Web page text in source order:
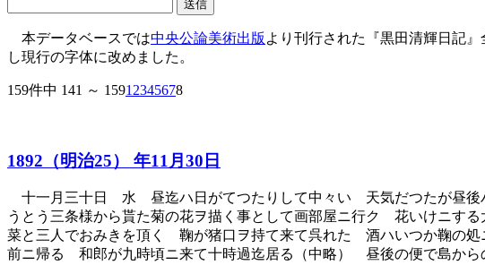
本データベースでは中央公論美術出版 より刊行された『黒田清輝日記
し現行の字体に改めました。
159件中 141 ～ 1591 2345678
1892（明治25） 年11月30日
十一月三十日 水 昼迄ハ日がてつたりして中々いゝ天気だつたが昼
うとう三条様から貰た菊の花ヲ描く事として画部屋ニ行ク 花いけニ
菜と三人でおみきを頂く 鞠が猪口ヲ持て来て呉れた 酒ハいつか鞠の
前ニ帰る 和郎が九時頃ニ来て十時過迄居る（中略） 昼後の便で島か